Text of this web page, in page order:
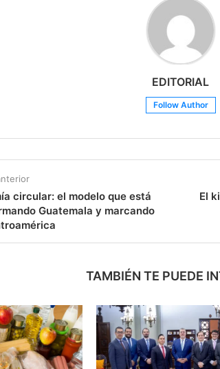
EDITORIAL
Follow Author
circular: el modelo que está
Guatemala y marcando
El
TAMBIÉN TE PUEDE